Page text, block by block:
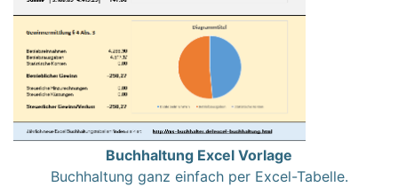
Buchhaltung Excel Vorlage
Buchhaltung ganz einfach per Excel-Tabelle.